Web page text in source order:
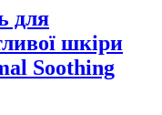
для
шкіри
Soothing